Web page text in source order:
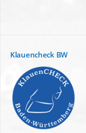
Klauencheck BW